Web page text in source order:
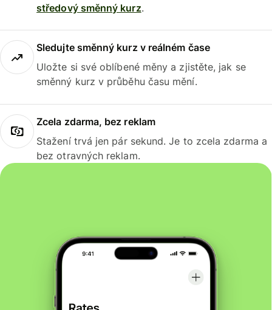
středový směnný kurz.
Sledujte směnný kurz v reálném čase
Uložte si své oblíbené měny a zjistěte, jak se
směnný kurz v průběhu času mění.
Zcela zdarma, bez reklam
Stažení trvá jen pár sekund. Je to zcela zdarma a
bez otravných reklam.